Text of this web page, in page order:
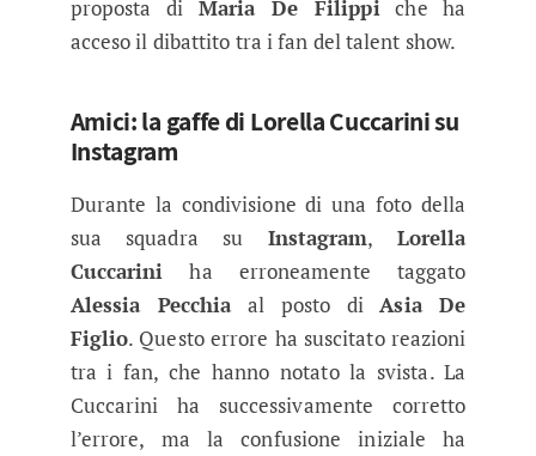
proposta di Maria De Filippiche ha
acceso il dibattito tra i fan del talent show.
Amici: la gaffe di Lorella Cuccarini su
Instagram
Durante la condivisione di una foto della
sua squadra su Instagram, Lorella
Cuccarini ha erroneamente taggato
Alessia Pecchiaal posto diAsia De
Figlio. Questo errore ha suscitato reazioni
tra i fan, che hanno notato la svista. La
Cuccarini ha successivamente corretto
l’errore, ma la confusione iniziale ha